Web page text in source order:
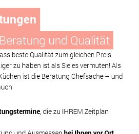
und Qualität
beste Qualität zum gleichen Preis
zu haben ist als Sie es vermuten! Als
ist die Beratung Chefsache – und
, die zu IHREM Zeitplan